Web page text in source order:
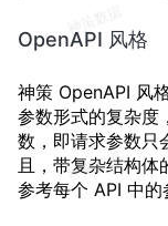
OpenAPI 风格
神策 OpenAPI 风
参数形式的复杂度
数，即请求参数
且，带复杂结构
参考每个 API 中的